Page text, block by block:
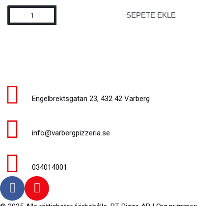
SEPETE EKLE
Engelbrektsgatan 23, 432 42 Varberg
info@varbergpizzeria.se
034014001